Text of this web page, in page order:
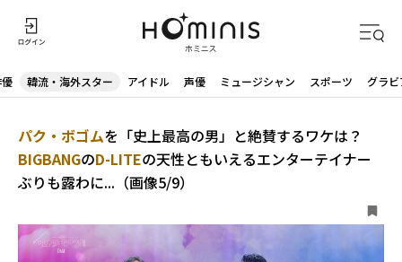
韓流・海外スター アイドル 声優 ミュージシャン スポーツ グラビ
パク・ボゴムを「史上最高の男」と絶賛するワケは？
BIGBANGのD-LITEの天性ともいえるエンターテイナー
ぶりも露わに...（画像5/9）